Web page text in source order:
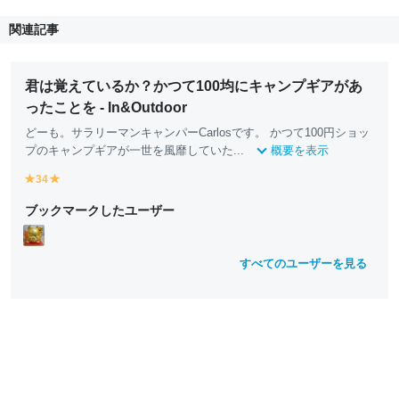
関連記事
君は覚えているか？かつて100均にキャンプギアがあ
ったことを - In&Outdoor
どーも。サラリーマンキャンパーCarlosです。 かつて100円ショッ
プのキャンプギアが一世を風靡していた...
概要を表示
y
ll
o
w
34
ll
ブックマークしたユーザー
すべてのユーザーを見る